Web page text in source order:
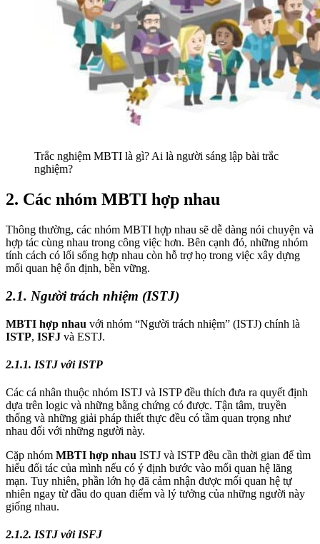
Trắc nghiệm MBTI là gì? Ai là người sáng lập bài trắc
nghiệm?
2. Các nhóm MBTI hợp nhau
Thông thường, các nhóm MBTI hợp nhau sẽ dễ dàng nói chuyện và
hợp tác cùng nhau trong công việc hơn. Bên cạnh đó, những nhóm
tính cách có lối sống hợp nhau còn hỗ trợ họ trong việc xây dựng
mối quan hệ ổn định, bền vững.
2.1. Người trách nhiệm (ISTJ)
MBTI hợp nhau với nhóm “Người trách nhiệm” (ISTJ) chính là
ISTP, ISFJ và ESTJ.
2.1.1. ISTJ với ISTP
Các cá nhân thuộc nhóm ISTJ và ISTP đều thích đưa ra quyết định
dựa trên logic và những bằng chứng có được. Tận tâm, truyền
thống và những giải pháp thiết thực đều có tầm quan trọng như
nhau đối với những người này.
Cặp nhóm MBTI hợp nhau ISTJ và ISTP đều cần thời gian để tìm
hiểu đối tác của mình nếu có ý định bước vào mối quan hệ lãng
mạn. Tuy nhiên, phần lớn họ đã cảm nhận được mối quan hệ tự
nhiên ngay từ đầu do quan điểm và lý tưởng của những người này
giống nhau.
2.1.2. ISTJ với ISFJ